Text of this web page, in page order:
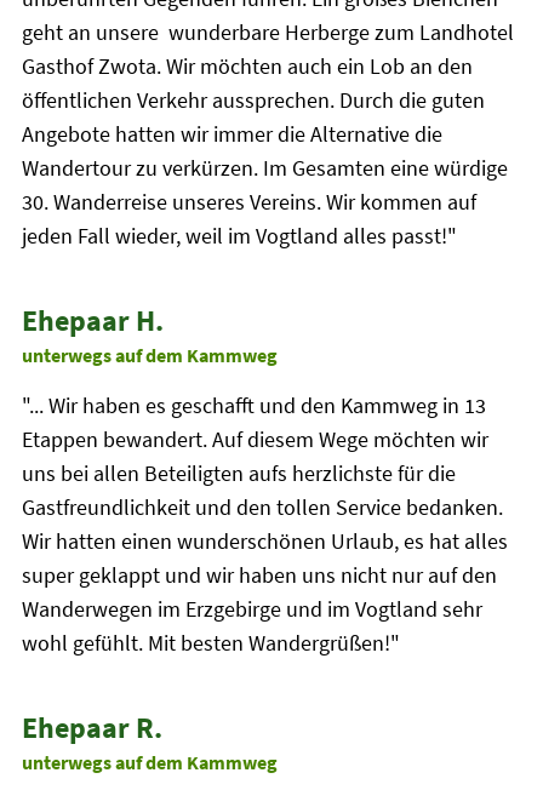
geht an unsere wunderbare Herberge zum Landhotel
Gasthof Zwota. Wir möchten auch ein Lob an den
öffentlichen Verkehr aussprechen. Durch die guten
Angebote hatten wir immer die Alternative die
Wandertour zu verkürzen. Im Gesamten eine würdige
30. Wanderreise unseres Vereins. Wir kommen auf
jeden Fall wieder, weil im Vogtland alles passt!"
Ehepaar H.
unterwegs auf dem Kammweg
"... Wir haben es geschafft und den Kammweg in 13
Etappen bewandert. Auf diesem Wege möchten wir
uns bei allen Beteiligten aufs herzlichste für die
Gastfreundlichkeit und den tollen Service bedanken.
Wir hatten einen wunderschönen Urlaub, es hat alles
super geklappt und wir haben uns nicht nur auf den
Wanderwegen im Erzgebirge und im Vogtland sehr
wohl gefühlt. Mit besten Wandergrüßen!"
Ehepaar R.
unterwegs auf dem Kammweg